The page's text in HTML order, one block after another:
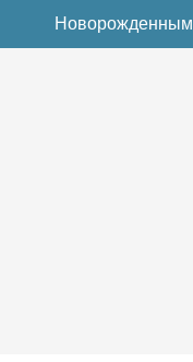
Новорожденным